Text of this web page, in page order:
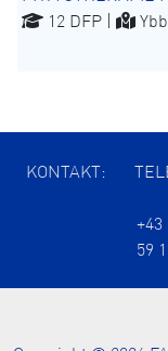
12 DFP |
KONTAKT:
+43
59